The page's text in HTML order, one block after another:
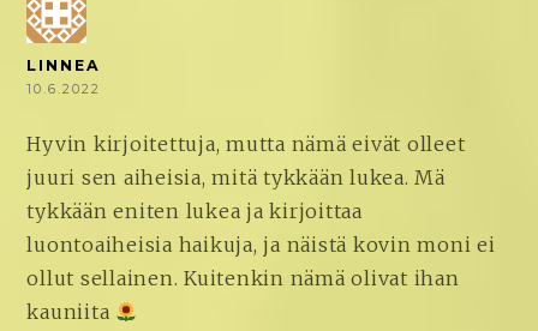
LINNEA
10.6.2022
Hyvin kirjoitettuja, mutta nämä eivät olleet
juuri sen aiheisia, mitä tykkään lukea. Mä
tykkään eniten lukea ja kirjoittaa
luontoaiheisia haikuja, ja näistä kovin moni ei
ollut sellainen. Kuitenkin nämä olivat ihan
kauniita